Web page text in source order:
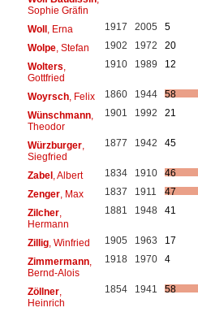
Sophie Gräfin
Woll, Erna 1917 2005
5
Wolpe, Stefan 1902 1972
20
Wolters
Gottfried
1910 1989 12
Woyrsch, Felix 1860 1944
58
Wünschmann,
Theodor
1901 1992 21
Würzburger,
Siegfried
1877 1942 45
Zabel, Albert 1834 1910
46
Zenger, Max 1837 1911
47
Zilcher,
Hermann
1881 1948 41
Zillig, Winfried 1905 1963
17
Zimmermann,
Bernd-Alois
1918 1970 4
Zöllner,
Heinrich
1854 1941 58